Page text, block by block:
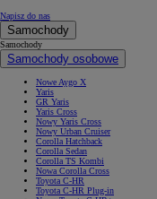
Napisz do nas
Samochody
Samochody
Samochody osobowe
Nowe Aygo X
Yaris
GR Yaris
Yaris Cross
Nowy Yaris Cross
Nowy Urban Cruiser
Corolla Hatchback
Corolla Sedan
Corolla TS Kombi
Nowa Corolla Cross
Toyota C-HR
Toyota C-HR Plug-in